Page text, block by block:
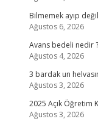
Bilmemek ayıp
Ağustos 6, 2026
Avans bedeli nedir ?
Ağustos 4, 2026
3 bardak un
Ağustos 3, 2026
2025 Açık Öğretim
Ağustos 3, 2026